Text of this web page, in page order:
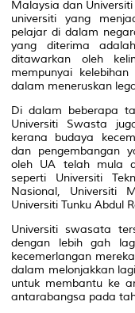
Malaysia dan
universiti yang
pelajar di dalam
yang diterima
ditawarkan oleh
mempunyai
dalam meneruskan
Di dalam beberapa
Universiti Swasta
kerana budaya
dan pengembangan
oleh UA telah mula
seperti Universiti
Nasional, Universiti
Universiti Tunku Abdul
Universiti swasata
dengan lebih gah
kecemerlangan
dalam melonjakkan
untuk membantu ke
antarabangsa pada